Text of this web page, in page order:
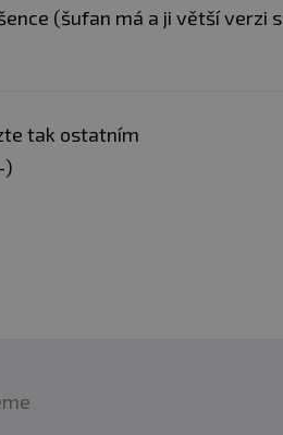
(šufan má a ji větší verzi
tak ostatním
)